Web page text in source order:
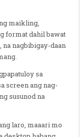
maikling,
format dahil bawat
na nagbibigay-daan
sa
screen ang nag-
susunod na
laro, maaari mo